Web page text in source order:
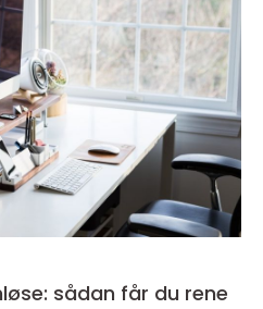
sådan får du rene